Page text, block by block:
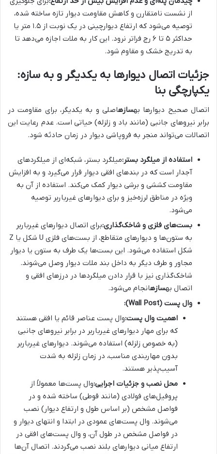
از نشست نامتقارن و کاهش مقاومت دیوار تازه ساخته شده،
توصیه می‌شود که ارتفاع دیوارچینی در یک نوبت از ۱.۵ متر یا
حداکثر ۵ تا ۶ رج فراتر نرود. این کار به ملات اجازه می‌دهد تا
به تدریج خشک و مقاوم شود.
جزئیات اتصال دیوارها به یکدیگر و به سازه:
یکپارچگی بنا
اتصال صحیح دیوارها بهسازهاصلی و به یکدیگر، برای مقاومت در
برابر نیروهای جانبی (مانند باد و زلزله) حیاتی است. عدم رعایت این
اتصالات می‌تواند منجر به فروپاشی دیوار در زمان حادثه شود.
استفاده از میلگرد بستر:میلگرد بستر، شبکه‌ای از میلگردهای
آجدار است که در بندهای افقی دیوار قرار می‌گیرد و به افزایش
مقاومت کششی و برشی دیوار کمک می‌کند. استفاده از آن به
ویژه در مناطق لرزه‌خیز و برای دیوارهای غیرباربر توصیه
می‌شود.
بست‌های فلزی و شاخک‌گذاری:برای اتصال دیوارهای غیرباربر
به ستون‌ها و دیوارهای متقاطع، از بست‌های فلزی U شکل یا Z
شکل استفاده می‌شود. این بست‌ها یک طرف به ستون یا دیوار
مجاور و طرف دیگر به داخل بند ملات دیوار وصل می‌شوند.
شاخک‌گذاری نیز با قرار دادن میلگردها در درزهای افقی و
اتصال بهسازهانجام می‌شود.
وال پست (Wall Post):
اهمیت وال پست:وال پست عناصر قائم یا افقی هستند
که برای مهار دیوارهای غیرباربر در برابر نیروهای جانبی
(به خصوص زلزله) استفاده می‌شوند. دیوارهای غیرباربر
بدون مهاربندی مناسب، در زمان زلزله به شدت
آسیب‌پذیر هستند.
محل نصب و جزئیات اجرایی:وال پست‌ها معمولاً از
پروفیل‌های فولادی (مانند قوطی) ساخته شده و در
فواصل مشخص (بر اساس طول و ارتفاع دیوار) نصب
می‌شوند. وال پست‌های عمودی در ابتدا و انتهای دیوار و
در فواصل مشخص در طول آن، و وال پست‌های افقی در
ارتفاع میانی دیوارهای بلند نصب می‌گردند. اتصال آن‌ها